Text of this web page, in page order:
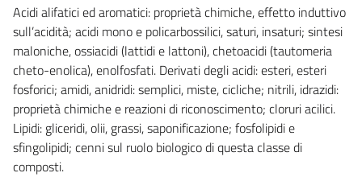
Acidi alifatici ed aromatici: proprietà chimiche, effetto induttivo
sull’acidità; acidi mono e policarbossilici, saturi, insaturi; sintesi
maloniche, ossiacidi (lattidi e lattoni), chetoacidi (tautomeria
cheto-enolica), enolfosfati. Derivati degli acidi: esteri, esteri
fosforici; amidi, anidridi: semplici, miste, cicliche; nitrili, idrazidi:
proprietà chimiche e reazioni di riconoscimento; cloruri acilici.
Lipidi: gliceridi, olii, grassi, saponificazione; fosfolipidi e
sfingolipidi; cenni sul ruolo biologico di questa classe di
composti.